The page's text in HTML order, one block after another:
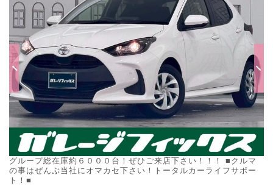
グループ総在庫約６０００台！ぜひご来店下さい！！！ ■クルマ
の事はぜんぶ当社にオマカセ下さい！トータルカーライフサポー
ト！■